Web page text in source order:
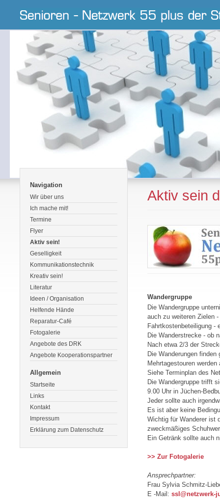
Navigation
Wir über uns
Ich mache mit!
Termine
Flyer
Aktiv sein!
Geselligkeit
Kommunikationstechnik
Kreativ sein!
Literatur
Ideen / Organisation
Helfende Hände
Reparatur-Café
Fotogalerie
Angebote des DRK
Angebote Kooperationspartner
Allgemein
Startseite
Links
Kontakt
Impressum
Erklärung zum Datenschutz
Aktiv sein
Wandergruppe
Die Wandergruppe
auch zu weiteren Zielen
Fahrtkostenbeteiligung -
Die Wanderstrecke - ob
Nach etwa 2/3 der
Die Wanderungen
Mehrtagestouren
Siehe Terminplan des
Die Wandergruppe trifft
9.00 Uhr in Jüchen-
Jeder sollte auch
Es ist aber keine
Wichtig für Wanderer ist
zweckmäßiges
Ein Getränk sollte auch
>> Zur Fotogalerie
Ansprechpartner:
Frau Sylvia Schmitz-
E -Mail: ssl@netzwerk-